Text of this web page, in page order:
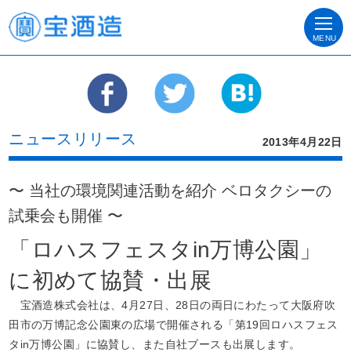
MENU
ニュースリリース 2013年4月22日
〜 当社の環境関連活動を紹介 ベロタクシーの
試乗会も開催 〜
「ロハスフェスタin万博公園」
に初めて協賛・出展
宝酒造株式会社は、4月27日、28日の両日にわたって大阪府吹
田市の万博記念公園東の広場で開催される「第19回ロハスフェス
タin万博公園」に協賛し、また自社ブースも出展します。